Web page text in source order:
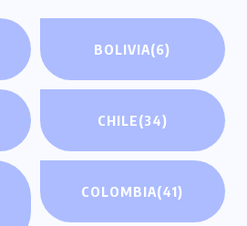
BOLIVIA(6)
CHILE(34)
COLOMBIA(41)